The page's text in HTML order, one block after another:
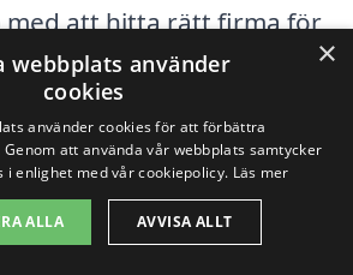
med att hitta rätt firma för
gratis och utan
×
webbplats använder
cookies
använder cookies för att förbättra
att använda vår webbplats samtycker
i enlighet med vår cookiepolicy. Läs mer
ALLA AVVISA ALLT